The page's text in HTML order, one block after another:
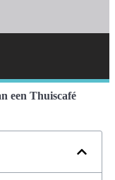
een Thuiscafé